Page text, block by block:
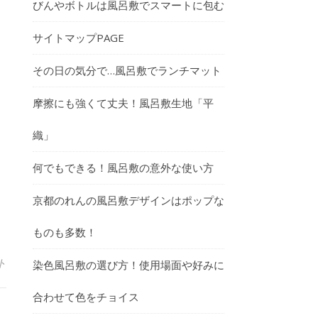
びんやボトルは風呂敷でスマートに包む
サイトマップPAGE
その日の気分で…風呂敷でランチマット
摩擦にも強くて丈夫！風呂敷生地「平
織」
何でもできる！風呂敷の意外な使い方
京都のれんの風呂敷デザインはポップな
ものも多数！
染色風呂敷の選び方！使用場面や好みに
合わせて色をチョイス